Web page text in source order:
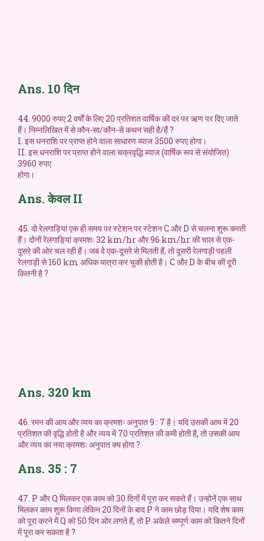
Ans. 10 दिन
44. 9000 रुपए 2 वर्षों के लिए 20 प्रतिशत वार्षिक की दर पर ऋण पर दिए जाते
हैं। निम्नलिखित में से कौन-सा/कौन-से कथन सही है/हैं ?
I. इस धनराशि पर प्राप्त होने वाला साधारण ब्याज 3500 रुपए होगा।
II. इस धनराशि पर प्राप्त होने वाला चक्रवृद्धि ब्याज (वार्षिक रूप से संयोजित)
3960 रुपए
होगा।
Ans. केवल II
45. दो रेलगाड़ियां एक ही समय पर स्टेशन पर स्टेशन C और D से चलना शुरू करती
हैं। दोनों रेलगाड़ियां क्रमशः 32 km/hr और 96 km/hr की चाल से एक-
दूसरे की ओर चल रही हैं। जब वे एक-दूसरे से मिलती हैं, तो दूसरी रेलगाड़ी पहली
रेलगाड़ी से 160 km अधिक यात्रा कर चुकी होती है। C और D के बीच की दूरी
कितनी है ?
Ans. 320 km
46. रमन की आय और व्यय का क्रमशः अनुपात 9 : 7 है। यदि उसकी आय में 20
प्रतिशत की वृद्धि होती है और व्यय में 70 प्रतिशत की कमी होती है, तो उसकी आय
और व्यय का नया क्रमशः अनुपात क्य होगा ?
Ans. 35 : 7
47. P और Q मिलकर एक काम को 30 दिनों में पूरा कर सकते हैं। उन्होनें एक साथ
मिलकर काम शुरू किया लेकिन 20 दिनों के बाद P ने काम छोड़ दिया। यदि शेष काम
को पूरा करने में Q को 50 दिन ओर लगते हैं, तो P अकेले सम्पूर्ण काम को कितने दिनों
में पूरा कर सकता है ?